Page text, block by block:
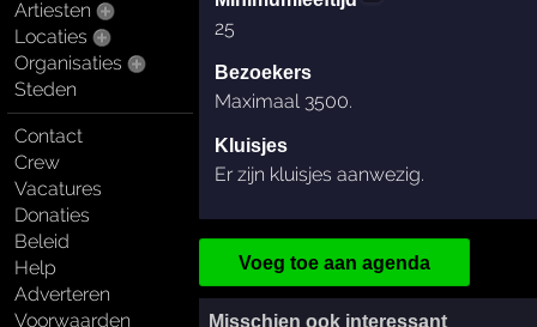
Artiesten
Locaties
Organisaties
Steden
Contact
Crew
Vacatures
Donaties
Beleid
Help
Adverteren
Voorwaarden
25
Bezoekers
Maximaal 3500.
Kluisjes
Er zijn kluisjes aanwezig.
Voeg toe aan agenda
Misschien ook interessant